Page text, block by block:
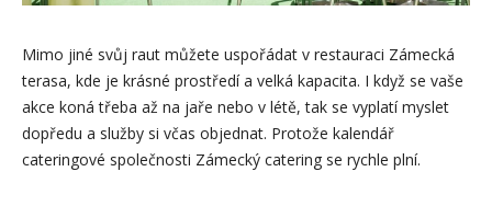
Mimo jiné svůj raut můžete uspořádat v restauraci Zámecká
terasa, kde je krásné prostředí a velká kapacita. I když se vaše
akce koná třeba až na jaře nebo v létě, tak se vyplatí myslet
dopředu a služby si včas objednat. Protože kalendář
cateringové společnosti Zámecký catering se rychle plní.